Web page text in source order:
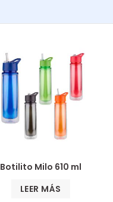
Botilito Milo 610 ml
LEER MÁS